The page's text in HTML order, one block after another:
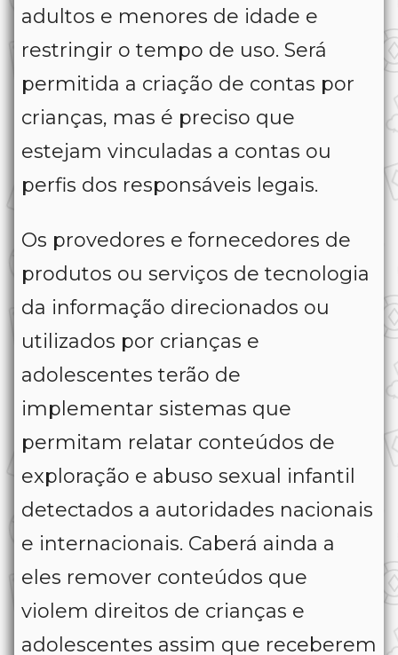
adultos e menores de idade e
restringir o tempo de uso. Será
permitida a criação de contas por
crianças, mas é preciso que
estejam vinculadas a contas ou
perfis dos responsáveis legais.
Os provedores e fornecedores de
produtos ou serviços de tecnologia
da informação direcionados ou
utilizados por crianças e
adolescentes terão de
implementar sistemas que
permitam relatar conteúdos de
exploração e abuso sexual infantil
detectados a autoridades nacionais
e internacionais. Caberá ainda a
eles remover conteúdos que
violem direitos de crianças e
adolescentes assim que receberem